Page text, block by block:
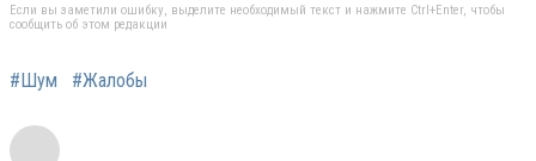
Если вы заметили ошибку, выделите необходимый текст и нажмите Ctrl+Enter, чтобы
сообщить об этом редакции
#Шум #Жалобы